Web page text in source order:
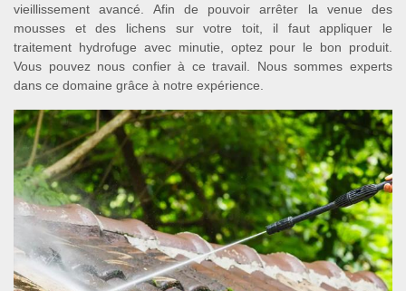
vieillissement avancé. Afin de pouvoir arrêter la venue des
mousses et des lichens sur votre toit, il faut appliquer le
traitement hydrofuge avec minutie, optez pour le bon produit.
Vous pouvez nous confier à ce travail. Nous sommes experts
dans ce domaine grâce à notre expérience.